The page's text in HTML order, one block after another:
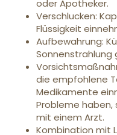
oder Apotheker.
Verschlucken:
Flüssigkeit
Aufbewahrung:
Sonnenstrahlung
die empfohlene
Medikamente
Probleme haben,
mit einem Arzt.
Kombination mit